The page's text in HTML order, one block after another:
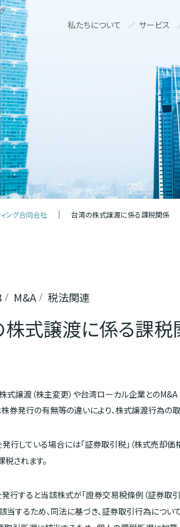
私たちについて サービス
ング合同会社 台湾の株式譲渡に係る課税関係
M&A 税法関連
株式譲渡に係る課税
式譲渡（株主変更）や台湾ローカル企業とのM&A
株券発行の有無等の違いにより、株式譲渡行為の
行している場合には「証券取引税」（株式売却
されます。
行すると当該株式が「證券交易稅條例（証券取
当するため、同法に基づき、証券取引行為につい